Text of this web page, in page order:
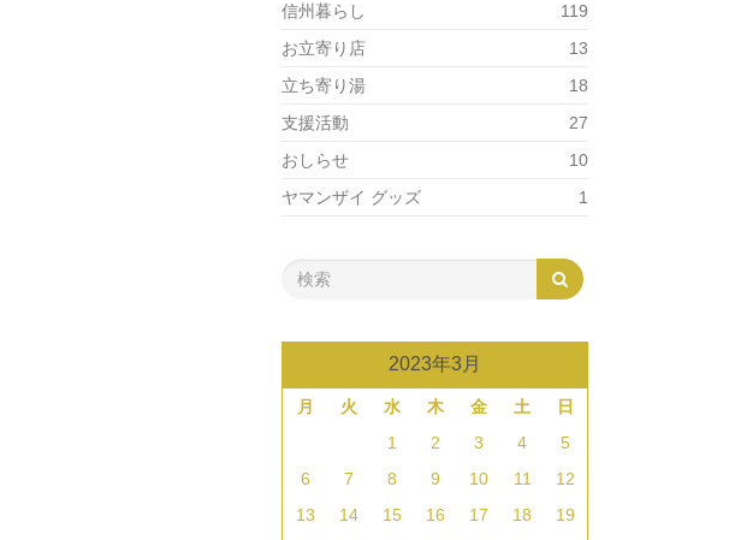
信州暮らし
119
お立寄り店
13
立ち寄り湯
18
支援活動
27
おしらせ
10
ヤマンザイ グッズ
1
2023年3月
月 火 水 木 金 土
日
1
2 3 4
5
6
7 8 9 10 11
12
13
14 15 16 17 18
19